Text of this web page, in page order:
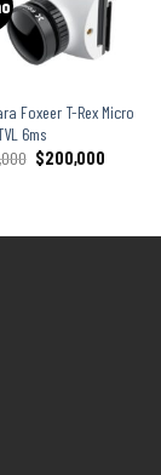
Foxeer T-Rex Micro
6ms
$200,000